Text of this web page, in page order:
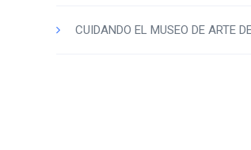
CUIDANDO EL MUSEO DE ARTE